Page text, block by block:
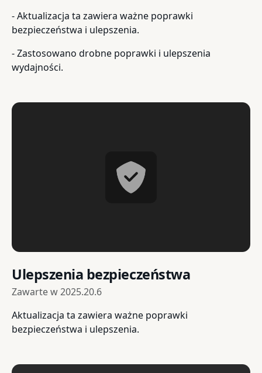
- Aktualizacja ta zawiera ważne poprawki
bezpieczeństwa i ulepszenia.
- Zastosowano drobne poprawki i ulepszenia
wydajności.
Ulepszenia bezpieczeństwa
Zawarte w2025.20.6
Aktualizacja ta zawiera ważne poprawki
bezpieczeństwa i ulepszenia.